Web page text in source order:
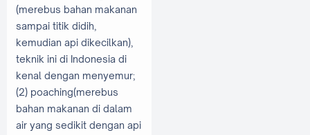
(merebus bahan makanan
sampai titik didih,
kemudian api dikecilkan),
teknik ini di Indonesia di
kenal dengan menyemur;
(2) poaching(merebus
bahan makanan di dalam
air yang sedikit dengan api